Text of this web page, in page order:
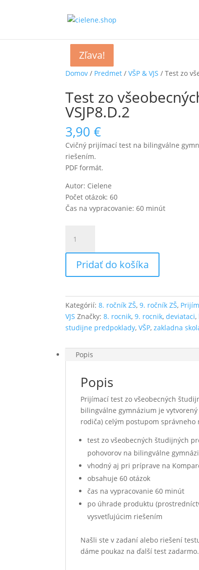
Domov / Predmet /VŠP & VJS / Test zo
Test zo
VSJP8.D.2
3,90€
Cvičný prijímací test na bilingválne
riešením.
PDF formát.
Autor: Cielene
Počet otázok: 60
Čas na vypracovanie: 60 minút
Test
zo
všeobecných
študijných
a
jazykových
schopností
VSJP8.D.2
Pridať do košíka
Kategórií:8. ročník ZŠ,9. ročník ZŠ,
VJS Značky:8. rocnik,9. rocnik,deviataci,
studijne predpoklady,VŠP,zakladna
Popis
Popis
Prijímací test zo všeobecných
bilingválne gymnázium je
rodiča) celým postupom správneho
test zo všeobecných študijných
pohovorov na bilingválne
vhodný aj pri príprave na
obsahuje 60 otázok
čas na vypracovanie 60 minút
po úhrade produktu
vysvetľujúcim riešením
Našli ste v zadaní alebo riešení
dáme poukaz na ďalší test zadarmo.
Zľava!
Zľava!
Zľava!
Zľava!